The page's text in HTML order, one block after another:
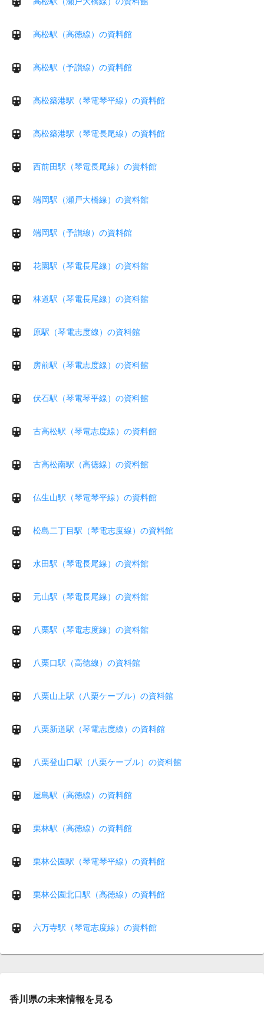
高松駅（高徳線）の資料館
高松駅（予讃線）の資料館
高松築港駅（琴電琴平線）の資料館
高松築港駅（琴電長尾線）の資料館
西前田駅（琴電長尾線）の資料館
端岡駅（瀬戸大橋線）の資料館
端岡駅（予讃線）の資料館
花園駅（琴電長尾線）の資料館
林道駅（琴電長尾線）の資料館
原駅（琴電志度線）の資料館
房前駅（琴電志度線）の資料館
伏石駅（琴電琴平線）の資料館
古高松駅（琴電志度線）の資料館
古高松南駅（高徳線）の資料館
仏生山駅（琴電琴平線）の資料館
松島二丁目駅（琴電志度線）の資料館
水田駅（琴電長尾線）の資料館
元山駅（琴電長尾線）の資料館
八栗駅（琴電志度線）の資料館
八栗口駅（高徳線）の資料館
八栗山上駅（八栗ケーブル）の資料館
八栗新道駅（琴電志度線）の資料館
八栗登山口駅（八栗ケーブル）の資料館
屋島駅（高徳線）の資料館
栗林駅（高徳線）の資料館
栗林公園駅（琴電琴平線）の資料館
栗林公園北口駅（高徳線）の資料館
六万寺駅（琴電志度線）の資料館
香川県の未来情報を見る